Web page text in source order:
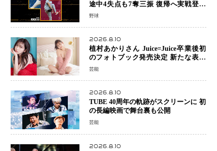
途中4失点も7奪三振 復帰へ実戦登板
を重ねる
野球
2026.8.10
植村あかりさん Juice=Juice卒業後初
のフォトブック発売決定 新たな表現
者としての“今”を凝縮
芸能
2026.8.10
TUBE 40周年の軌跡がスクリーンに 初
の長編映画で舞台裏も公開
芸能
2026.8.10